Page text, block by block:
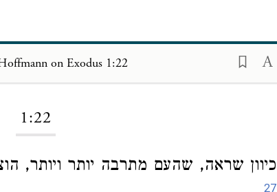
on Exodus 1:22
1:22
כיוון שראה, שהעם מתרבה יותר ויותר,
27